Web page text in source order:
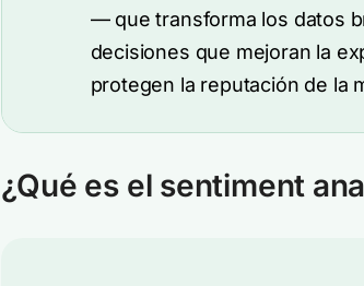
— que transforma los datos
decisiones que mejoran la
protegen la reputación de la
¿Qué es el sentiment